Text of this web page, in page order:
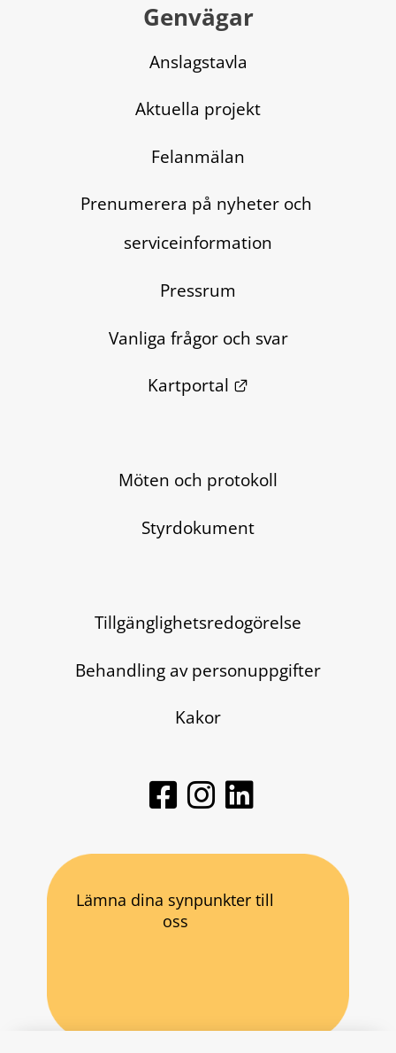
Genvägar
Anslagstavla
Aktuella projekt
Felanmälan
Prenumerera på nyheter och
serviceinformation
Pressrum
Vanliga frågor och svar
Kartportal
Länk till annan
Möten och protokoll
Styrdokument
Tillgänglighetsredogörelse
Behandling av personuppgifter
Kakor
Lämna dina synpunkter till
oss